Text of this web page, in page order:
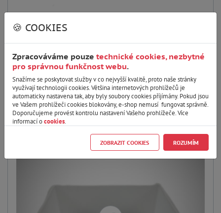
🍪 COOKIES
Zpracováváme pouze technické cookies, nezbytné
pro správnou funkčnost webu.
Snažíme se poskytovat služby v co nejvyšší kvalitě, proto naše stránky
využívají technologii cookies. Většina internetových prohlížečů je
automaticky nastavena tak, aby byly soubory cookies příjímány. Pokud jsou
ve Vašem prohlížeči cookies blokovány, e-shop nemusí fungovat správně.
Doporučujeme provést kontrolu nastavení Vašeho prohlížeče. Více
informací ocookies.
ZOBRAZIT COOKIES ROZUMÍM
Plastová přepravka, kterou lze využít nejen pro žampiony, ale i k
různorodému použití v domácnosti či dílně, k uskladnění, apod. Barva:
žlutá Rozměry: Délka: 390mm, Šířka: 350 ...
DO KOŠÍKU
Kód:PL210220